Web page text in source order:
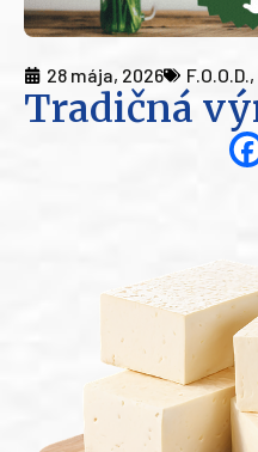
28 mája, 2026 F.O.O.D.,
Tradičná